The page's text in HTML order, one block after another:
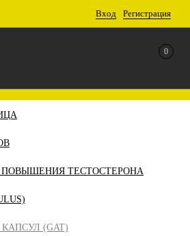
Вход Регистрация
0
ПОВЫШЕНИЯ ТЕСТОСТЕРОНА
КАПСУЛ (GAT)